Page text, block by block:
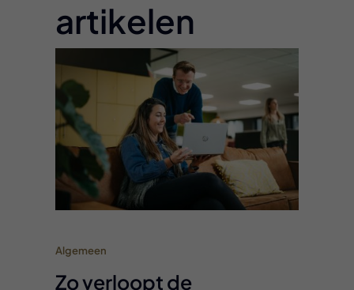
artikelen
Algemeen
Zo verloopt de